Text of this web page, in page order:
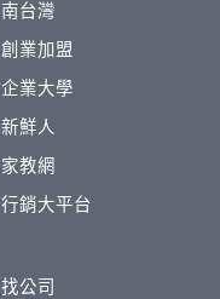
南台灣
創業加盟
企業大學
新鮮人
家教網
行銷大平台
找公司